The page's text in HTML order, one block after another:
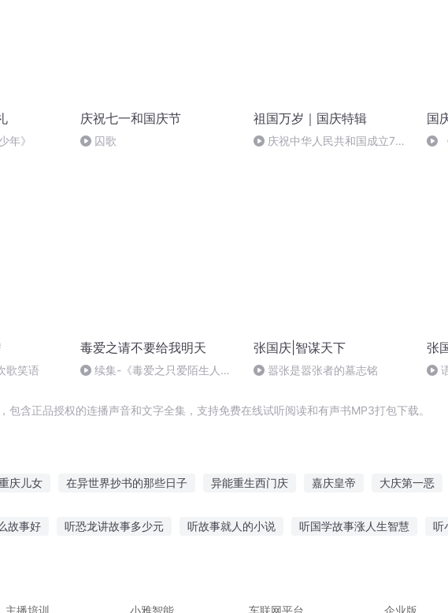
年》
庆祝七一和国庆节
囚歌
祖国万岁｜国庆特辑
庆祝中华人民共和国成立73
国
歌笑语
毒爱之请不要给我明天
续集-《毒爱之只爱陌生人》
张国庆|智谋天下
嚣张是嚣张者的墓志铭
张
含正品授权的连播声音和文字全集，支持免费在线试听阅读和有声书MP3打包下载。
庆儿女 在异世界抄书的那些日子 异能重生西门庆 嘉庆皇帝 大庆第一恶
故事好 听恐龙讲故事多少元 听故事就人的小说 听国学故事涨人生智慧 听
主播培训 小雅智能 车联网平台 企业版